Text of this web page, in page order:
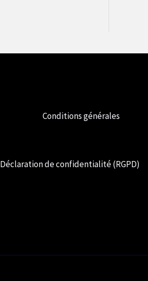
Conditions générales
Déclaration de confidentialité (RGPD)